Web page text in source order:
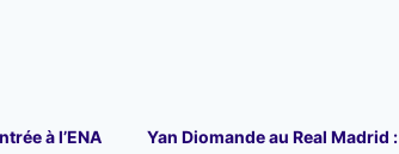
à l’ENA
Yan Diomande au Real Madrid :